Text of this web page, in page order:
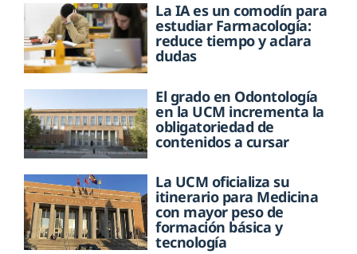
La IA es un comodín para
estudiar Farmacología:
reduce tiempo y aclara
dudas
El grado en Odontología
en la UCM incrementa la
obligatoriedad de
contenidos a cursar
La UCM oficializa su
itinerario para Medicina
con mayor peso de
formación básica y
tecnología